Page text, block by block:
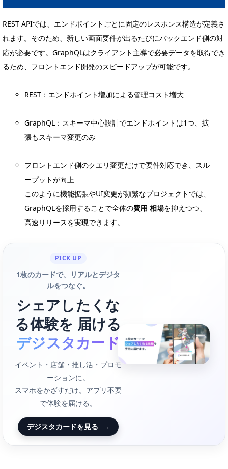
REST APIでは、エンドポイントごとに固定のレスポンス構造が定義さ
れます。そのため、新しい画面要件が出るたびにバックエンド側の対
応が必要です。GraphQLはクライアント主導で必要データを取得でき
るため、フロントエンド開発のスピードアップが可能です。
REST：エンドポイント増加による管理コスト増大
GraphQL：スキーマ中心設計でエンドポイントは1つ、拡
張もスキーマ変更のみ
フロントエンド側のクエリ変更だけで要件対応でき、スル
ープットが向上
このように機能拡張やUI変更が頻繁なプロジェクトでは、
GraphQLを採用することで全体の費用 相場を抑えつつ、
高速リリースを実現できます。
PICK UP
1枚のカードで、リアルとデジタ
ルをつなぐ。
シェアしたくな
る体験を 届ける
デジスタカード
イベント・店舗・推し活・プロモ
ーションに。
スマホをかざすだけ。アプリ不要
で体験を届ける。
デジスタカードを見る →